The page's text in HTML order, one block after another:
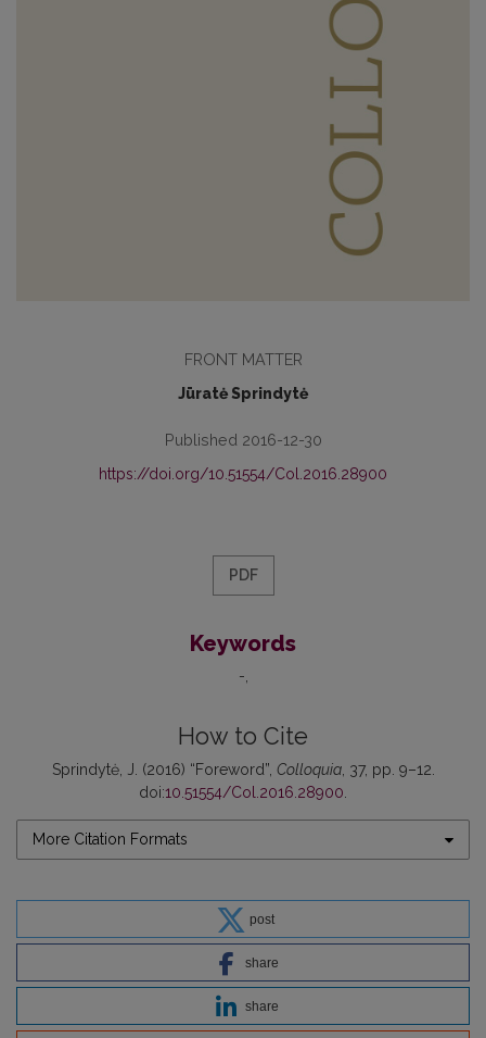
FRONT MATTER
Jūratė Sprindytė
Published 2016-12-30
https://doi.org/10.51554/Col.2016.28900
PDF
Keywords
-
How to Cite
Sprindytė, J. (2016) “Foreword”, Colloquia, 37, pp. 9–12.
doi:10.51554/Col.2016.28900
More Citation Formats
post
share
share